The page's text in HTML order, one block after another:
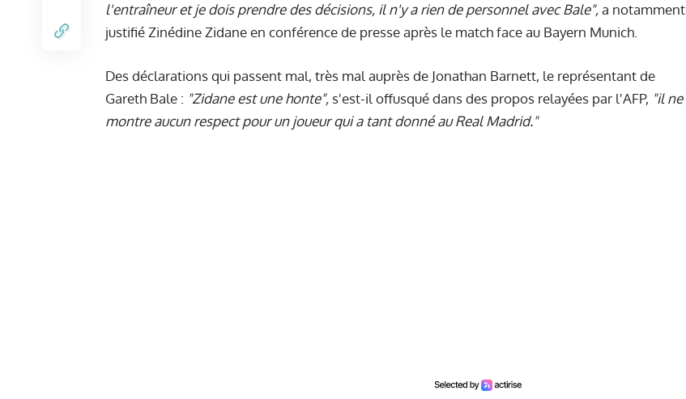
l'entraîneur et je dois prendre des décisions, il n'y a rien de personnel avec Bale",a notamment
justifié Zinédine Zidane en conférence de presseaprès le match face au Bayern Munich.
Des déclarations qui passent mal, très mal auprès de Jonathan Barnett, le représentant de
Gareth Bale : "Zidane est une honte", s'est-il offusqué dans des propos relayées par l'AFP, "il ne
montre aucun respect pour un joueur qui a tant donné au Real Madrid."